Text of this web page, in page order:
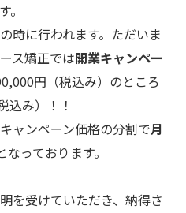
時に行われます。ただいま
ス矯正では開業キャンペー
円（税込み）のところ
税込み）！！
ャンペーン価格の分割で月
っております。
を受けていただき、納得さ